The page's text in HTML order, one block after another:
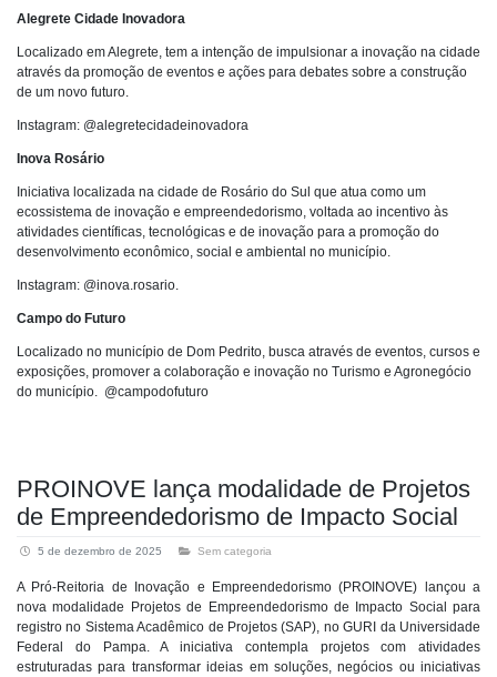
Alegrete Cidade Inovadora
Localizado em Alegrete, tem a intenção de impulsionar a inovação na cidade
através da promoção de eventos e ações para debates sobre a construção
de um novo futuro.
Instagram: @alegretecidadeinovadora
Inova Rosário
Iniciativa localizada na cidade de Rosário do Sul que atua como um
ecossistema de inovação e empreendedorismo, voltada ao incentivo às
atividades científicas, tecnológicas e de inovação para a promoção do
desenvolvimento econômico, social e ambiental no município.
Instagram: @inova.rosario.
Campo do Futuro
Localizado no município de Dom Pedrito, busca através de eventos, cursos e
exposições, promover a colaboração e inovação no Turismo e Agronegócio
do município. @campodofuturo
PROINOVE lança modalidade de Projetos
de Empreendedorismo de Impacto Social
5 de dezembro de 2025 Sem categoria
A Pró-Reitoria de Inovação e Empreendedorismo (PROINOVE) lançou a
nova modalidade Projetos de Empreendedorismo de Impacto Social para
registro no Sistema Acadêmico de Projetos (SAP), no GURI da Universidade
Federal do Pampa. A iniciativa contempla projetos com atividades
estruturadas para transformar ideias em soluções, negócios ou iniciativas